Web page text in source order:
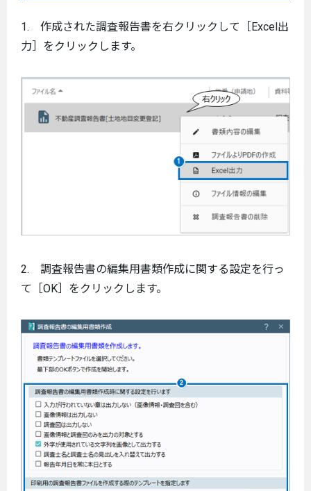
1. 作成された調査報告書を右クリックして［Excel出
力］をクリックします。
2. 調査報告書の編集用書類作成に関する設定を行っ
て［OK］をクリックします。